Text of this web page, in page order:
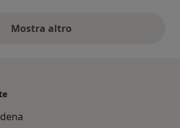
Mostra altroopinioni di cui sopra